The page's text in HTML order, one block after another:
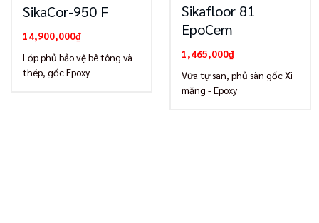
SikaCor-950 F
14,900,000₫
Lớp phủ bảo vệ bê tông và
thép, gốc Epoxy
Sikafloor 81
EpoCem
1,465,000₫
Vữa tự san, phủ sàn gốc Xi
măng - Epoxy